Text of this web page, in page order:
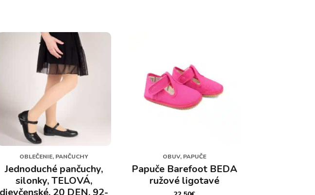
stránke
produktu.
OBLEČENIE, PANČUCHY
Jednoduché pančuchy,
silonky, TELOVÁ,
dievčenské, 20 DEN, 92-
OBUV, PAPUČE
Papuče Barefoot BEDA
ružové ligotavé